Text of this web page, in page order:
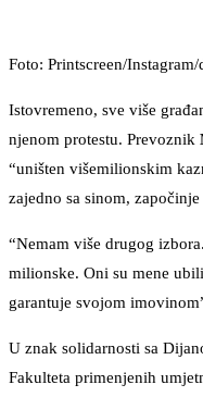
Foto: Printscreen/
Istovremeno, sve više
njenom protestu. Prevoznik
“uništen višemilionskim
zajedno sa sinom,
“Nemam više drugog
milionske. Oni su mene
garantuje svojom
U znak solidarnosti sa
Fakulteta primenjenih